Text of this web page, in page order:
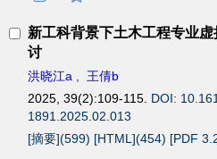
新工科背景下土木工程专业
讨
洪晓江a , 王倩b
2025, 39(2):109-115. DOI:
1891.2025.02.013
[摘要](599) [HTML](454) [PDF